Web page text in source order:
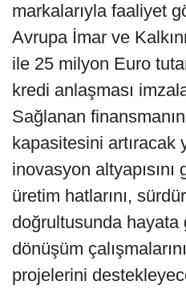
markalarıyla faaliyet
Avrupa İmar ve
ile 25 milyon Euro
kredi anlaşması
Sağlanan
kapasitesini artıracak
inovasyon
üretim hatlarını,
doğrultusunda hayata
dönüşüm
projelerini